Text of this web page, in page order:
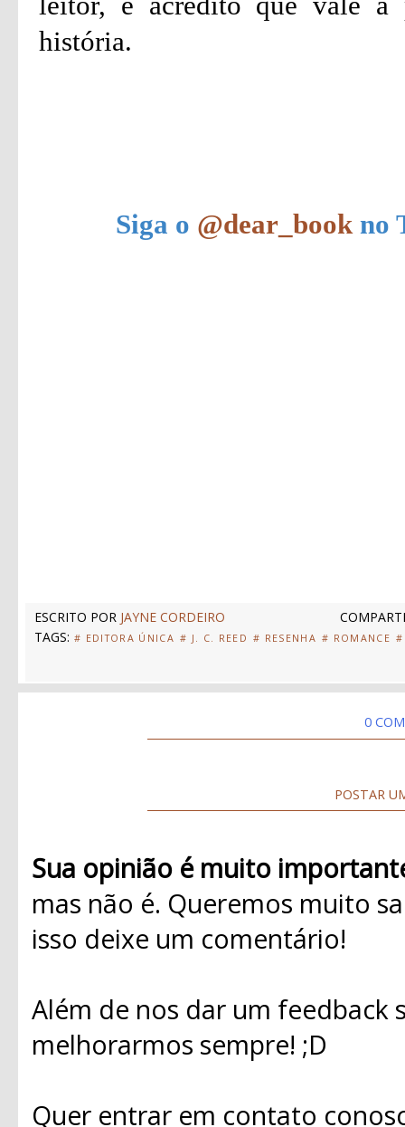
história.
Siga o @dear_book no
ESCRITO POR JAYNE CORDEIRO
TAGS: # EDITORA ÚNICA # J. C. REED # RESENHA # ROMANCE #
0
POSTAR
Sua opinião é muito
mas não é. Queremos muito
isso deixe um comentário!
Além de nos dar um
melhorarmos sempre! ;D
Quer entrar em contato